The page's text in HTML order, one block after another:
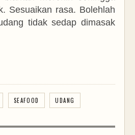
Sesuaikan rasa. Bolehlah
tidak sedap dimasak
SEAFOOD UDANG